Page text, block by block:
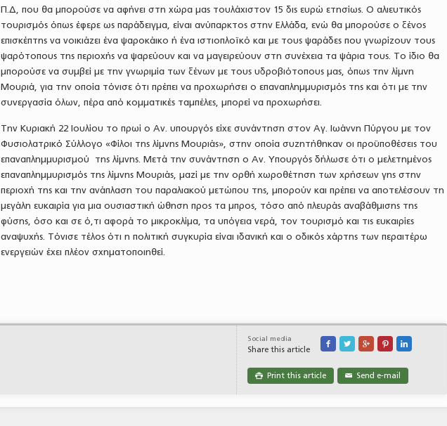
Π.Δ, που θα μπορούσε να αφήνει στη χώρα μας τουλάχιστον 15 δις ευρώ ετησίως. Ο αλιευτικός
τουρισμός όπως έφερε ως παράδειγμα, είναι ανύπαρκτος στην Ελλάδα, ενώ θα μπορούσε ο ξένος
επισκέπτης να νοικιάζει ένα ψαροκάικο ή ένα ιστιοπλοϊκό και με τους ψαράδες που γνωρίζουν τους
ψαρότοπους της περιοχής να ψαρεύουν και να μαγειρεύουν στη συνέχεια τα ψάρια τους. Το ίδιο θα
μπορούσε να συμβεί με την γνωριμία των ξένων με τους υδροβιότοπους μας, όπως την λίμνη
Μουριά, για την οποία τόνισε ότι πρέπει να προχωρήσει ο επαναπλημμυρισμός της και ότι με την
συνεργασία όλων, πέρα από κομματικές ταμπέλες, μπορεί να προχωρήσει.
Την Κυριακή 22 Ιουλίου το πρωί ο Αν. υπουργός είχε συνάντηση στον Αγ. Ιωάννη Πύργου με τον
Φυσιολατρικό Σύλλογο «Φίλοι της λίμνης Μουριάς», στην οποία συζητήθηκαν οι προϋποθέσεις του
επαναπλημμυρισμού της λίμνης. Μετά την συνάντηση ο Αν. Υπουργός δήλωσε ότι ο μελετημένος
επαναπλημμυρισμός της λίμνης Μουριάς, μαζί με την ορθή χωροθέτηση των χρήσεων γης στην
περιοχή της και την ανάπλαση του παραλιακού μετώπου της, μπορούν και πρέπει να αποτελέσουν τη
μεγάλη ευκαιρία για μια ουσιαστική ώθηση προς τα μπρος, τόσο από πλευράς αναβάθμισης της
φύσης, όσο και σε ό,τι αφορά το μικροκλίμα, τα υπόγεια νερά, τον τουρισμό και τις ευκαιρίες
αναψυχής. Τόνισε τέλος ότι η πολιτική συγκυρία είναι ιδανική και ο οδικός χάρτης των περαιτέρω
ενεργειών έχει πλέον σχηματοποιηθεί.
Social media
Share this article
    
 Print this article ✉ Send e-mail